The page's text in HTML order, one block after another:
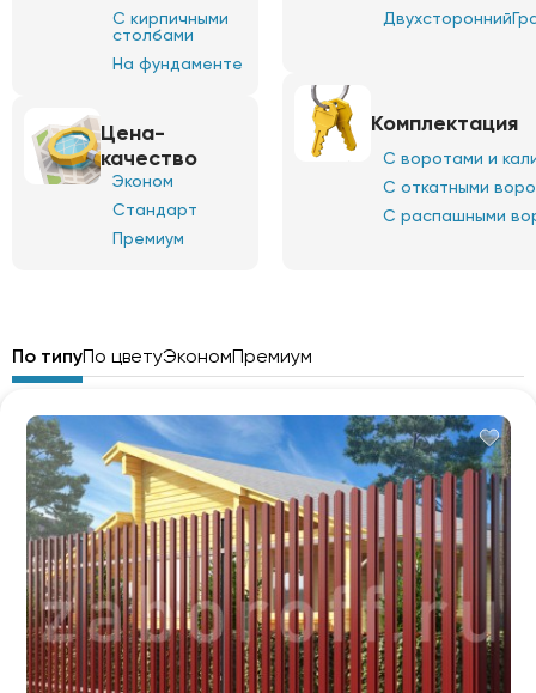
С кирпичными
столбами
На фундаменте
Цена-
качество
Эконом
Стандарт
Премиум
Двухсторонний
Комплектация
С воротами и
С откатными
С распашными
По типуПо цветуЭкономПремиум